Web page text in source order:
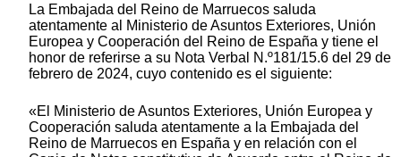
La Embajada del Reino de Marruecos saluda
atentamente al Ministerio de Asuntos Exteriores, Unión
Europea y Cooperación del Reino de España y tiene el
honor de referirse a su Nota Verbal N.º181/15.6 del 29 de
febrero de 2024, cuyo contenido es el siguiente:
«El Ministerio de Asuntos Exteriores, Unión Europea y
Cooperación saluda atentamente a la Embajada del
Reino de Marruecos en España y en relación con el